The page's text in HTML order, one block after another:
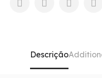
Free
Descrição